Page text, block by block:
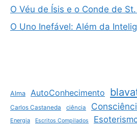
O Véu de Ísis e o Conde de
O Uno Inefável: Além da
Alma AutoConhecimento
Carlos Castaneda ciência
Energia Escritos Compilados